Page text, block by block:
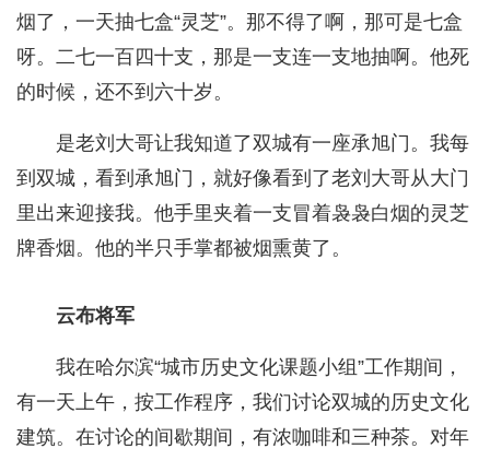
烟了，一天抽七盒“灵芝”。那不得了啊，那可是七盒
呀。二七一百四十支，那是一支连一支地抽啊。他死
的时候，还不到六十岁。
是老刘大哥让我知道了双城有一座承旭门。我每
到双城，看到承旭门，就好像看到了老刘大哥从大门
里出来迎接我。他手里夹着一支冒着袅袅白烟的灵芝
牌香烟。他的半只手掌都被烟熏黄了。
云布将军
我在哈尔滨“城市历史文化课题小组”工作期间，
有一天上午，按工作程序，我们讨论双城的历史文化
建筑。在讨论的间歇期间，有浓咖啡和三种茶。对年